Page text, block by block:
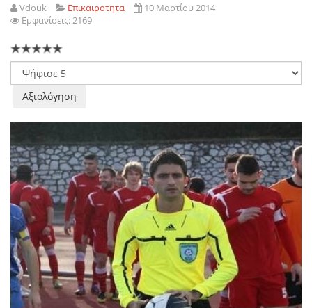
Vdouk Επικαιροτητα
10 Μαρτίου 2014
Εμφανίσεις: 2169
Παρακαλώ
αξιολογήστε